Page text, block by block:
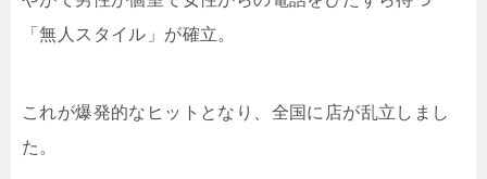
「無人スタイル」が確立。
これが爆発的なヒットとなり、全国に店が乱立しまし
た。